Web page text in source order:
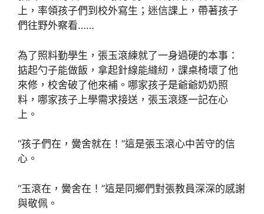
上，率領孩子們到校外寫生；迷信課上，帶著孩子
們往野外察看……
為了照料勤學生，張玉滾練就了一身過硬的本事：
掂起勺子能做飯，拿起針線能縫紉，課桌椅壞了他
來修，校舍破了他來補。哪家孩子是爺爺奶奶照
料，哪家孩子上學需求接送，張玉滾逐一記在心
上。
“孩子們在，黌舍就在！”這是張玉滾心中苦守的信
心。
“玉滾在，黌舍在！”這是同鄉們對張教員深深的感謝
與敬佩。